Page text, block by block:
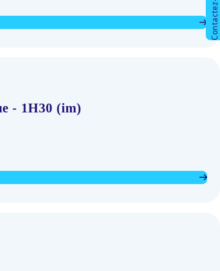
- 1H30 (im)